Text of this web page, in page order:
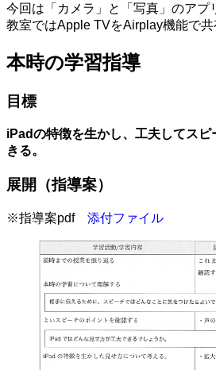
今回は「カメラ」と「写真」のアプ
教室ではApple TVをAirplay機能で共
本時の学習指導
目標
iPadの特徴を生かし、工夫してス
きる。
展開（指導案）
※指導案pdf 添付ファイル